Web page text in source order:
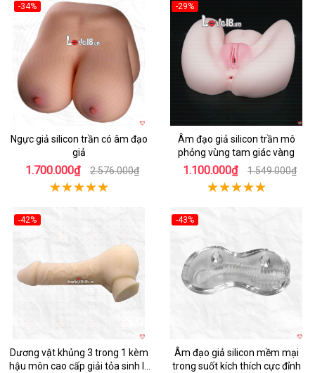
-34%
Ngực giả silicon trần có âm đạo
giả
1.700.000₫ 2.576.000₫
-29%
Âm đạo giả silicon trần mô
phỏng vùng tam giác vàng
1.100.000₫ 1.549.000₫
-42%
Dương vật khủng 3 trong 1 kèm
hậu môn cao cấp giải tỏa sinh lý
-43%
Âm đạo giả silicon mềm mại
trong suốt kích thích cực đỉnh